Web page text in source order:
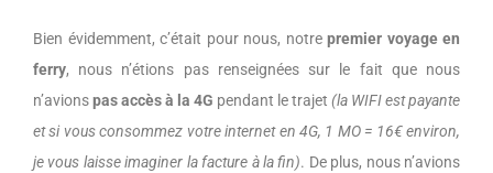
Bien évidemment, c’était pour nous, notre premier voyage en
ferry, nous n’étions pas renseignées sur le fait que nous
n’avionspas accès à la 4G pendant le trajet (la WIFI est payante
et si vous consommez votre internet en 4G, 1 MO = 16€ environ,
je vous laisse imaginer la facture à la fin). De plus, nous n’avions